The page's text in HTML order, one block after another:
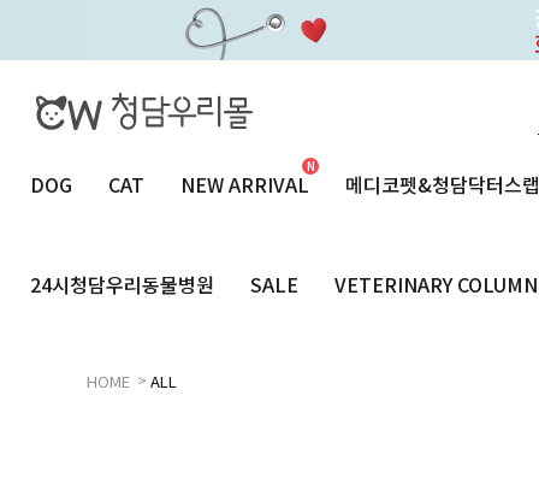
DOG CAT NEW ARRIVAL 메디코펫&청담닥터스랩
24시청담우리동물병원 SALE VETERINARY COLUMN
HOME > ALL